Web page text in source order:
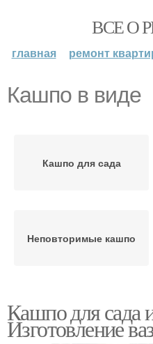
ВСЕ О
главная ремонт
Кашпо в виде
Кашпо для сада
Неповторимые кашпо
Деревянное кашпо
Кашпо для сада
Изготовление